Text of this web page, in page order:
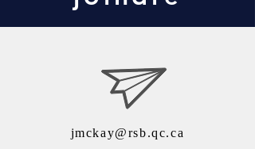
jmckay@rsb.qc.ca